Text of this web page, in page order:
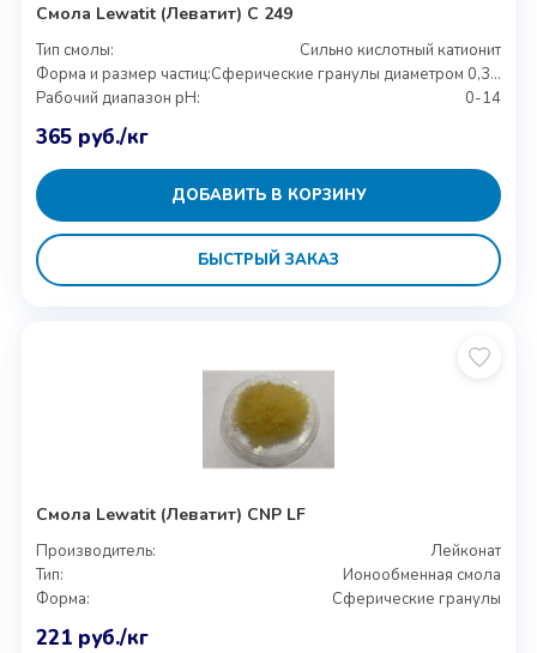
Смола Lewatit (Леватит) C 249
Тип смолы:
Сильно кислотный катионит
Форма и размер частиц:
Сферические гранулы диаметром 0,3-1,2 мм
Рабочий диапазон pH:
0-14
365 руб./кг
ДОБАВИТЬ В КОРЗИНУ
БЫСТРЫЙ ЗАКАЗ
Смола Lewatit (Леватит) CNP LF
Производитель:
Лейконат
Тип:
Ионообменная смола
Форма:
Сферические гранулы
221 руб./кг